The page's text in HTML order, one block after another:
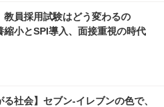
教員採用試験はどう変わるの
小とSPI導入、面接重視の時代
る社会】セブン‐イレブンの色で、